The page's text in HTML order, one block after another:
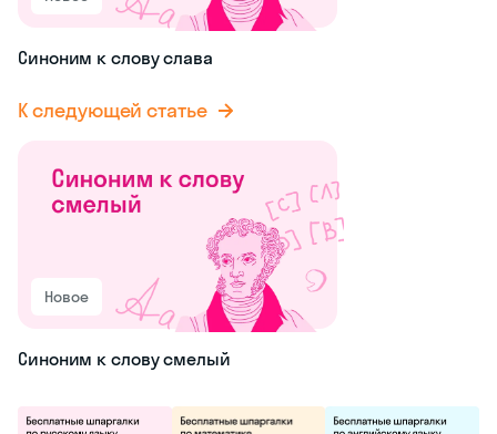
Синоним к слову слава
К следующей статье
Новое
Синоним к слову смелый